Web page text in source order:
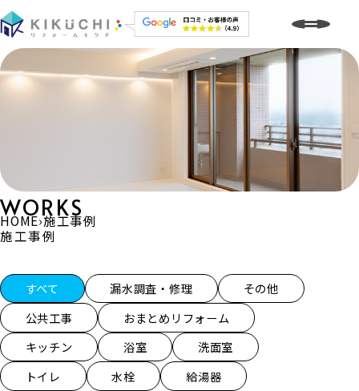
WORKS
施工事例
HOME›施工事例
施工事例一覧
すべて 漏水調査・修理
その他
公共工事
おまとめリフォーム
キッチン
浴室
洗面室
トイレ
水栓 給湯器